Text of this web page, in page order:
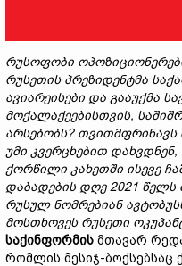
რუსოფობი
რუსეთის პრეზიდენტმა
ავიარეისები და გააუქმა
მოქალაქეებისთვის,
არსებობს? თვითმფრინავს
უმი კვერცხებით დახვდნენ,
ქორწილი კახეთში ისევე
დაბადების დღე2021 წელს
რუსულ ნომრებიან
მოსთხოვეს რუსეთი
საქინფორმის მთავარ
რომლის მესიჯ-